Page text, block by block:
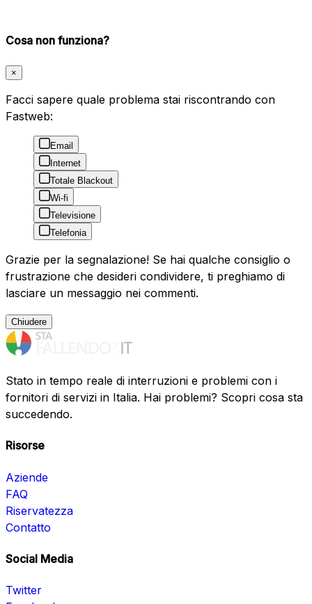
Cosa non funziona?
×
Facci sapere quale problema stai riscontrando con
Fastweb:
Email
Internet
Totale Blackout
Wi-fi
Televisione
Telefonia
Grazie per la segnalazione! Se hai qualche consiglio o
frustrazione che desideri condividere, ti preghiamo di
lasciare un messaggio nei commenti.
Chiudere
Stato in tempo reale di interruzioni e problemi con i
fornitori di servizi in Italia. Hai problemi? Scopri cosa sta
succedendo.
Risorse
Aziende
FAQ
Riservatezza
Contatto
Social Media
Twitter